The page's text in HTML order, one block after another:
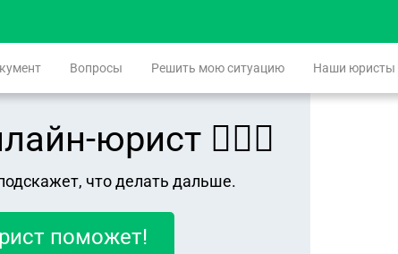
Вопросы Решить мою ситуацию Наши юристы
юрист 👨🏻‍⚖️
что делать дальше.
поможет!